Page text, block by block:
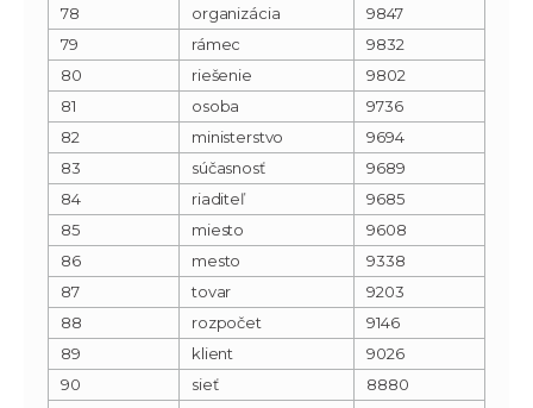
78
organizácia
9847
79
rámec
9832
80
riešenie
9802
81
osoba
9736
82
ministerstvo
9694
83
súčasnosť
9689
84
riaditeľ
9685
85
miesto
9608
86
mesto
9338
87
tovar
9203
88
rozpočet
9146
89
klient
9026
90
sieť
8880